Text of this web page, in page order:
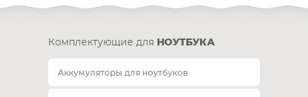
Комплектующие для НОУТБУКА
Аккумуляторы для ноутбуков